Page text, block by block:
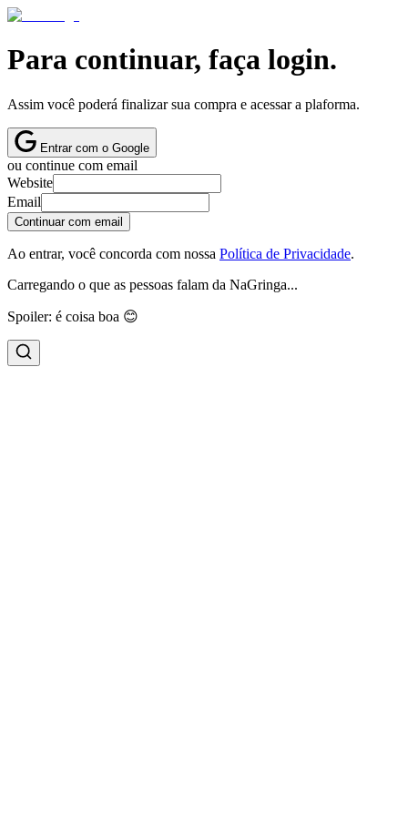
Para continuar, faça login.
Assim você poderá finalizar sua compra e acessar a plaforma.
Entrar com o Google
ou continue com email
Website
Email
Continuar com email
Ao entrar, você concorda com nossa Política de Privacidade.
Carregando o que as pessoas falam da NaGringa...
Spoiler: é coisa boa 😊